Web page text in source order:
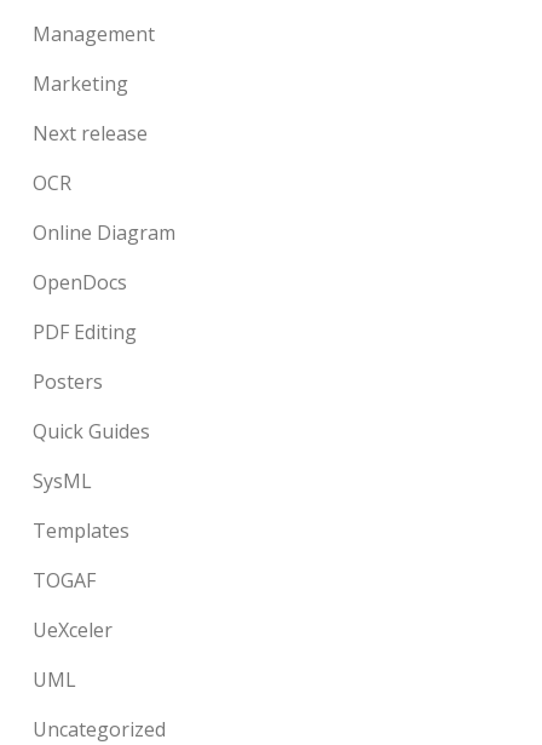
Management
Marketing
Next release
OCR
Online Diagram
OpenDocs
PDF Editing
Posters
Quick Guides
SysML
Templates
TOGAF
UeXceler
UML
Uncategorized